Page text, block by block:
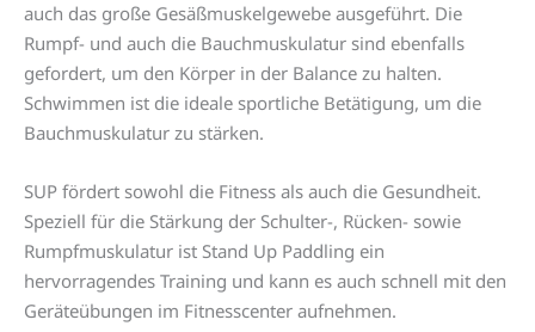
auch das große Gesäßmuskelgewebe ausgeführt. Die
Rumpf- und auch die Bauchmuskulatur sind ebenfalls
gefordert, um den Körper in der Balance zu halten.
Schwimmen ist die ideale sportliche Betätigung, um die
Bauchmuskulatur zu stärken.
SUP fördert sowohl die Fitness als auch die Gesundheit.
Speziell für die Stärkung der Schulter-, Rücken- sowie
Rumpfmuskulatur ist Stand Up Paddling ein
hervorragendes Training und kann es auch schnell mit den
Geräteübungen im Fitnesscenter aufnehmen.